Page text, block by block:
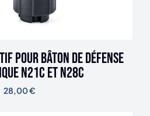
pour bâton de défense
N21C et N28C
28,00€